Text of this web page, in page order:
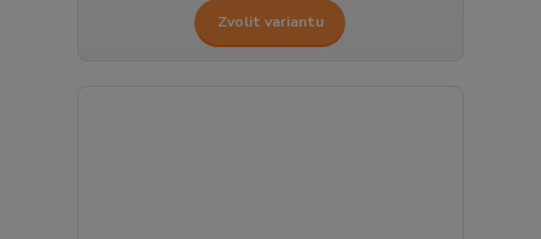
Zvolit variantu